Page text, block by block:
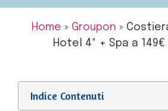
Home » Groupon »
Hotel 4* + Spa a
Indice Contenuti